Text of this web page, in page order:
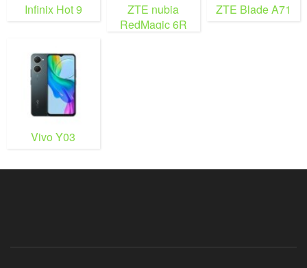
Infinix Hot 9
ZTE nubia
RedMagic 6R
ZTE Blade A71
Vivo Y03